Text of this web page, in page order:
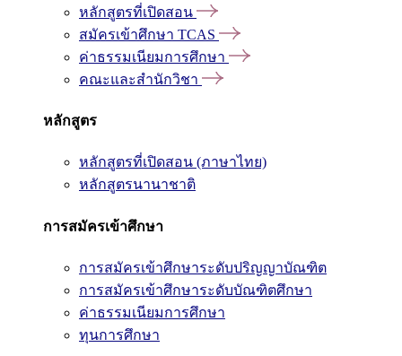
หลักสูตรที่เปิดสอน
สมัครเข้าศึกษา TCAS
ค่าธรรมเนียมการศึกษา
คณะและสำนักวิชา
หลักสูตร
หลักสูตรที่เปิดสอน (ภาษาไทย)
หลักสูตรนานาชาติ
การสมัครเข้าศึกษา
การสมัครเข้าศึกษาระดับปริญญาบัณฑิต
การสมัครเข้าศึกษาระดับบัณฑิตศึกษา
ค่าธรรมเนียมการศึกษา
ทุนการศึกษา